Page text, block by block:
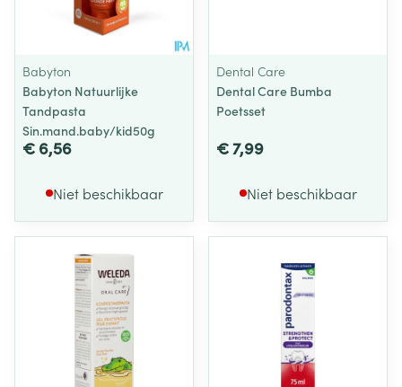
Babyton
Babyton Natuurlijke
Tandpasta
Sin.mand.baby/kid50g
€ 6,56
Niet beschikbaar
Dental Care
Dental Care Bumba
Poetsset
€ 7,99
Niet beschikbaar